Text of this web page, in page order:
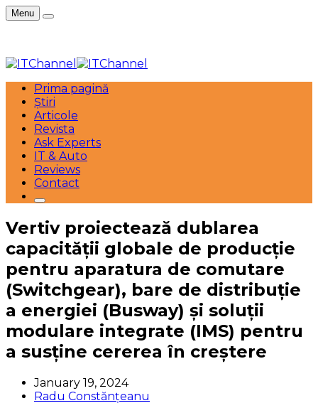
Menu
Prima pagină
Știri
Articole
Revista
Ask Experts
IT & Auto
Reviews
Contact
Vertiv proiectează dublarea
capacității globale de producție
pentru aparatura de comutare
(Switchgear), bare de distribuție
a energiei (Busway) și soluții
modulare integrate (IMS) pentru
a susține cererea în creștere
January 19, 2024
Radu Constănțeanu